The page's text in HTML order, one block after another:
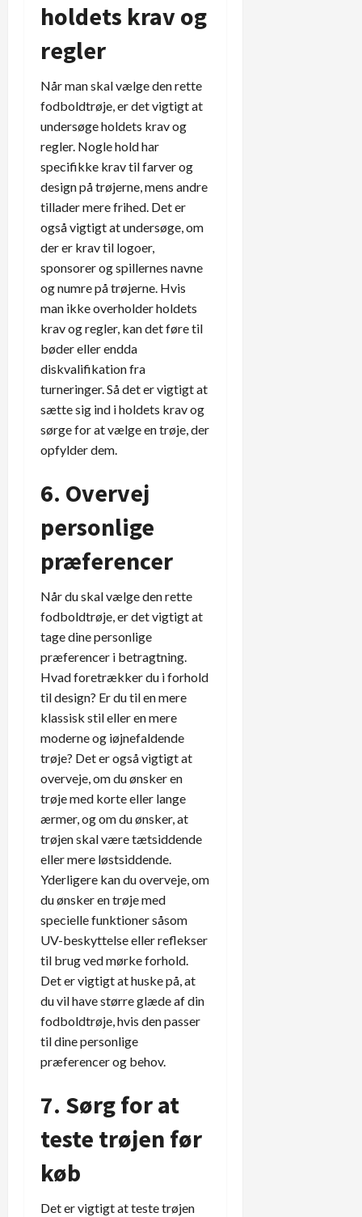
holdets krav og
regler
Når man skal vælge den rette
fodboldtrøje, er det vigtigt at
undersøge holdets krav og
regler. Nogle hold har
specifikke krav til farver og
design på trøjerne, mens andre
tillader mere frihed. Det er
også vigtigt at undersøge, om
der er krav til logoer,
sponsorer og spillernes navne
og numre på trøjerne. Hvis
man ikke overholder holdets
krav og regler, kan det føre til
bøder eller endda
diskvalifikation fra
turneringer. Så det er vigtigt at
sætte sig ind i holdets krav og
sørge for at vælge en trøje, der
opfylder dem.
6. Overvej
personlige
præferencer
Når du skal vælge den rette
fodboldtrøje, er det vigtigt at
tage dine personlige
præferencer i betragtning.
Hvad foretrækker du i forhold
til design? Er du til en mere
klassisk stil eller en mere
moderne og iøjnefaldende
trøje? Det er også vigtigt at
overveje, om du ønsker en
trøje med korte eller lange
ærmer, og om du ønsker, at
trøjen skal være tætsiddende
eller mere løstsiddende.
Yderligere kan du overveje, om
du ønsker en trøje med
specielle funktioner såsom
UV-beskyttelse eller reflekser
til brug ved mørke forhold.
Det er vigtigt at huske på, at
du vil have større glæde af din
fodboldtrøje, hvis den passer
til dine personlige
præferencer og behov.
7. Sørg for at
teste trøjen før
køb
Det er vigtigt at teste trøjen